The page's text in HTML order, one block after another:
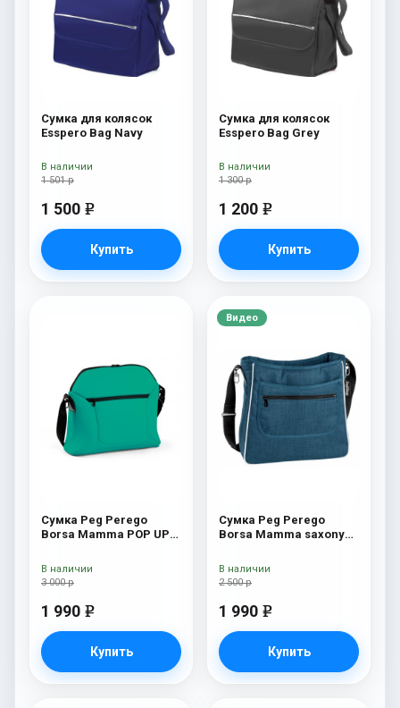
Сумка для колясок
Esspero Bag Navy
1 501 р
1 500 e
Купить
В наличии
Сумка для колясок
Esspero Bag Grey
1 300 р
1 200 e
Купить
В наличии
Сумка Peg Perego
Borsa Mamma POP UP
3 000 р
1 990 e
Купить
В наличии
Видео
Сумка Peg Perego
Borsa Mamma saxony
2 500 р
1 990 e
Купить
В наличии